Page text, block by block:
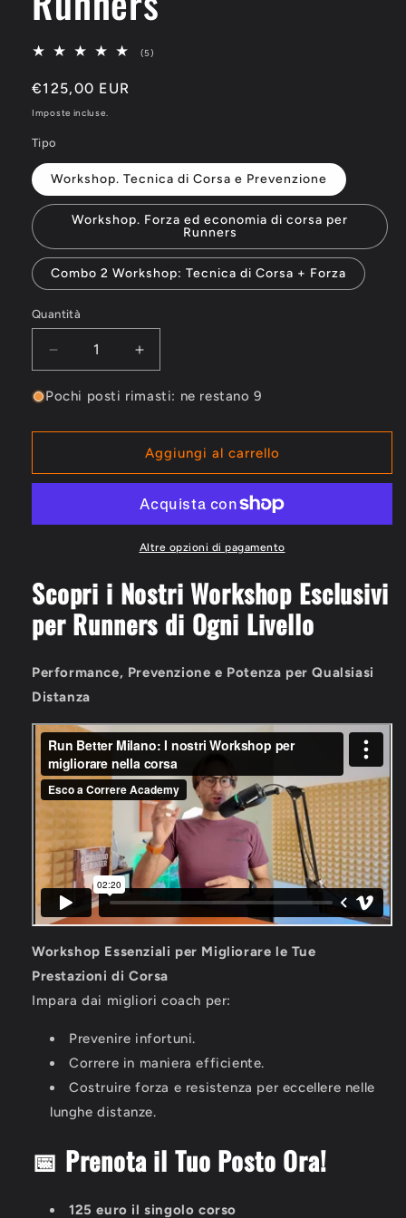
(5)
Prezzo
di
€125,00 EUR
Imposte incluse.
Tipo
Workshop. Tecnica di Corsa e Prevenzione
Workshop. Forza ed economia di corsa per
Runners
Combo 2 Workshop: Tecnica di Corsa + Forza
Quantità
Quantità
Diminuisci
quantità
per
Better
–
per
Aumenta
quantità
per
Better
Milano
–
Avanzati
per
Runners
Pochi posti rimasti: ne restano 9
Aggiungi al carrello
Altre opzioni di pagamento
Scopri i Nostri Workshop Esclusivi
per Runners di Ogni Livello
Performance, Prevenzione e Potenza per Qualsiasi
Distanza
Workshop Essenziali per Migliorare le Tue
Prestazioni di Corsa
Impara dai migliori coach per:
Prevenire infortuni.
Correre in maniera efficiente.
Costruire forza e resistenza per eccellere nelle
lunghe distanze.
📅 Prenota il Tuo Posto Ora!
125 euro il singolo corso